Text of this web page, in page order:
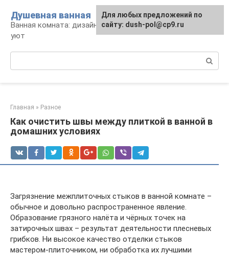
контенту
Душевная ванная
Ванная комната: дизайн, саноборудование,
уют
Главная » Разное
Как очистить швы между плиткой в ванной в
домашних условиях
Загрязнение межплиточных стыков в ванной комнате –
обычное и довольно распространенное явление.
Образование грязного налёта и чёрных точек на
затирочных швах – результат деятельности плесневых
грибков. Ни высокое качество отделки стыков
мастером-плиточником, ни обработка их лучшими
Для любых предложений по
сайту: dush-pol@cp9.ru